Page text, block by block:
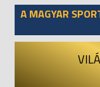
A MAGYAR